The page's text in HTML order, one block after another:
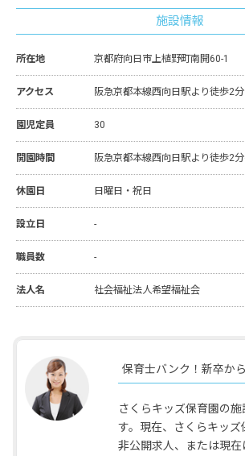
施設情報
所在地 京都府向日市上植野町南開60-1
アクセス 阪急京都本線西向日駅より徒歩2分
園児定員 30
開園時間 阪急京都本線西向日駅より徒歩2
休園日 日曜日・祝日
設立日 -
職員数 -
法人名 社会福祉法人希望福祉会
保育士バンク！新卒か
さくらキッズ保育園の
す。現在、さくらキッズ
非公開求人、または現